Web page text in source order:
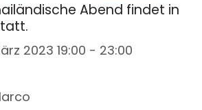
Abend findet in
2023 19:00 - 23:00